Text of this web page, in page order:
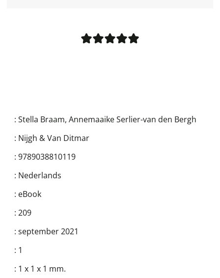
: Stella Braam, Annemaaike Serlier-van den Bergh
: Nijgh & Van Ditmar
: 9789038810119
: Nederlands
: eBook
: 209
: september 2021
: 1
: 1 x 1 x 1 mm.